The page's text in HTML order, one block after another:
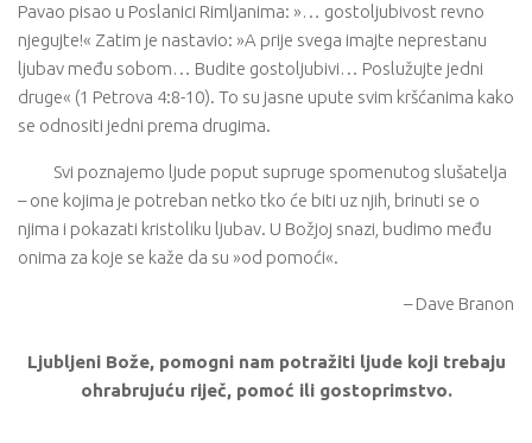
Pavao pisao u Poslanici Rimljanima: »… gostoljubivost revno
njegujte!« Zatim je nastavio: »A prije svega imajte neprestanu
ljubav među sobom… Budite gostoljubivi… Poslužujte jedni
druge« (1 Petrova 4:8-10). To su jasne upute svim kršćanima kako
se odnositi jedni prema drugima.
Svi poznajemo ljude poput supruge spomenutog slušatelja
– one kojima je potreban netko tko će biti uz njih, brinuti se o
njima i pokazati kristoliku ljubav. U Božjoj snazi, budimo među
onima za koje se kaže da su »od pomoći«.
– Dave Branon
Ljubljeni Bože, pomogni nam potražiti ljude koji trebaju
ohrabrujuću riječ, pomoć ili gostoprimstvo.